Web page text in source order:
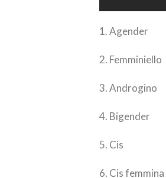
1. Agender
2. Femminiello
3. Androgino
4. Bigender
5. Cis
6. Cis femmina